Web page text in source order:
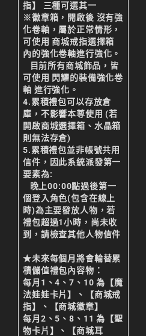
指】 三種可選其一
※徽章箱，開啟後 沒有強
化卷軸，屬於正常情形 ，
可使用 商城戒指選擇箱
內的強化卷軸進行強化。
目前所有商城飾品，皆
可使用 閃耀的裝備強化卷
軸 進行強化 。
4.累積禮包可以存放倉
庫，不影響本尊使用 (若
開啟商城選擇箱、水晶箱
則無法存倉)
5.累積禮包並非帳號共用
信件，因此系統派發第一
要素為:
晚上00:00點過後第一
個登入角色(包含在線上
時)為主要發放人物，若
禮包超過1小時，尚未收
到，請檢查其他人物信件
★未來每個月將會輪替累
積儲值禮包內容物：
每月1、4、7、10 為【魔
法娃娃卡片】、【商城戒
指】、【商城徽章】
每月2、5、8、11 為【聖
物卡片】、【商城耳